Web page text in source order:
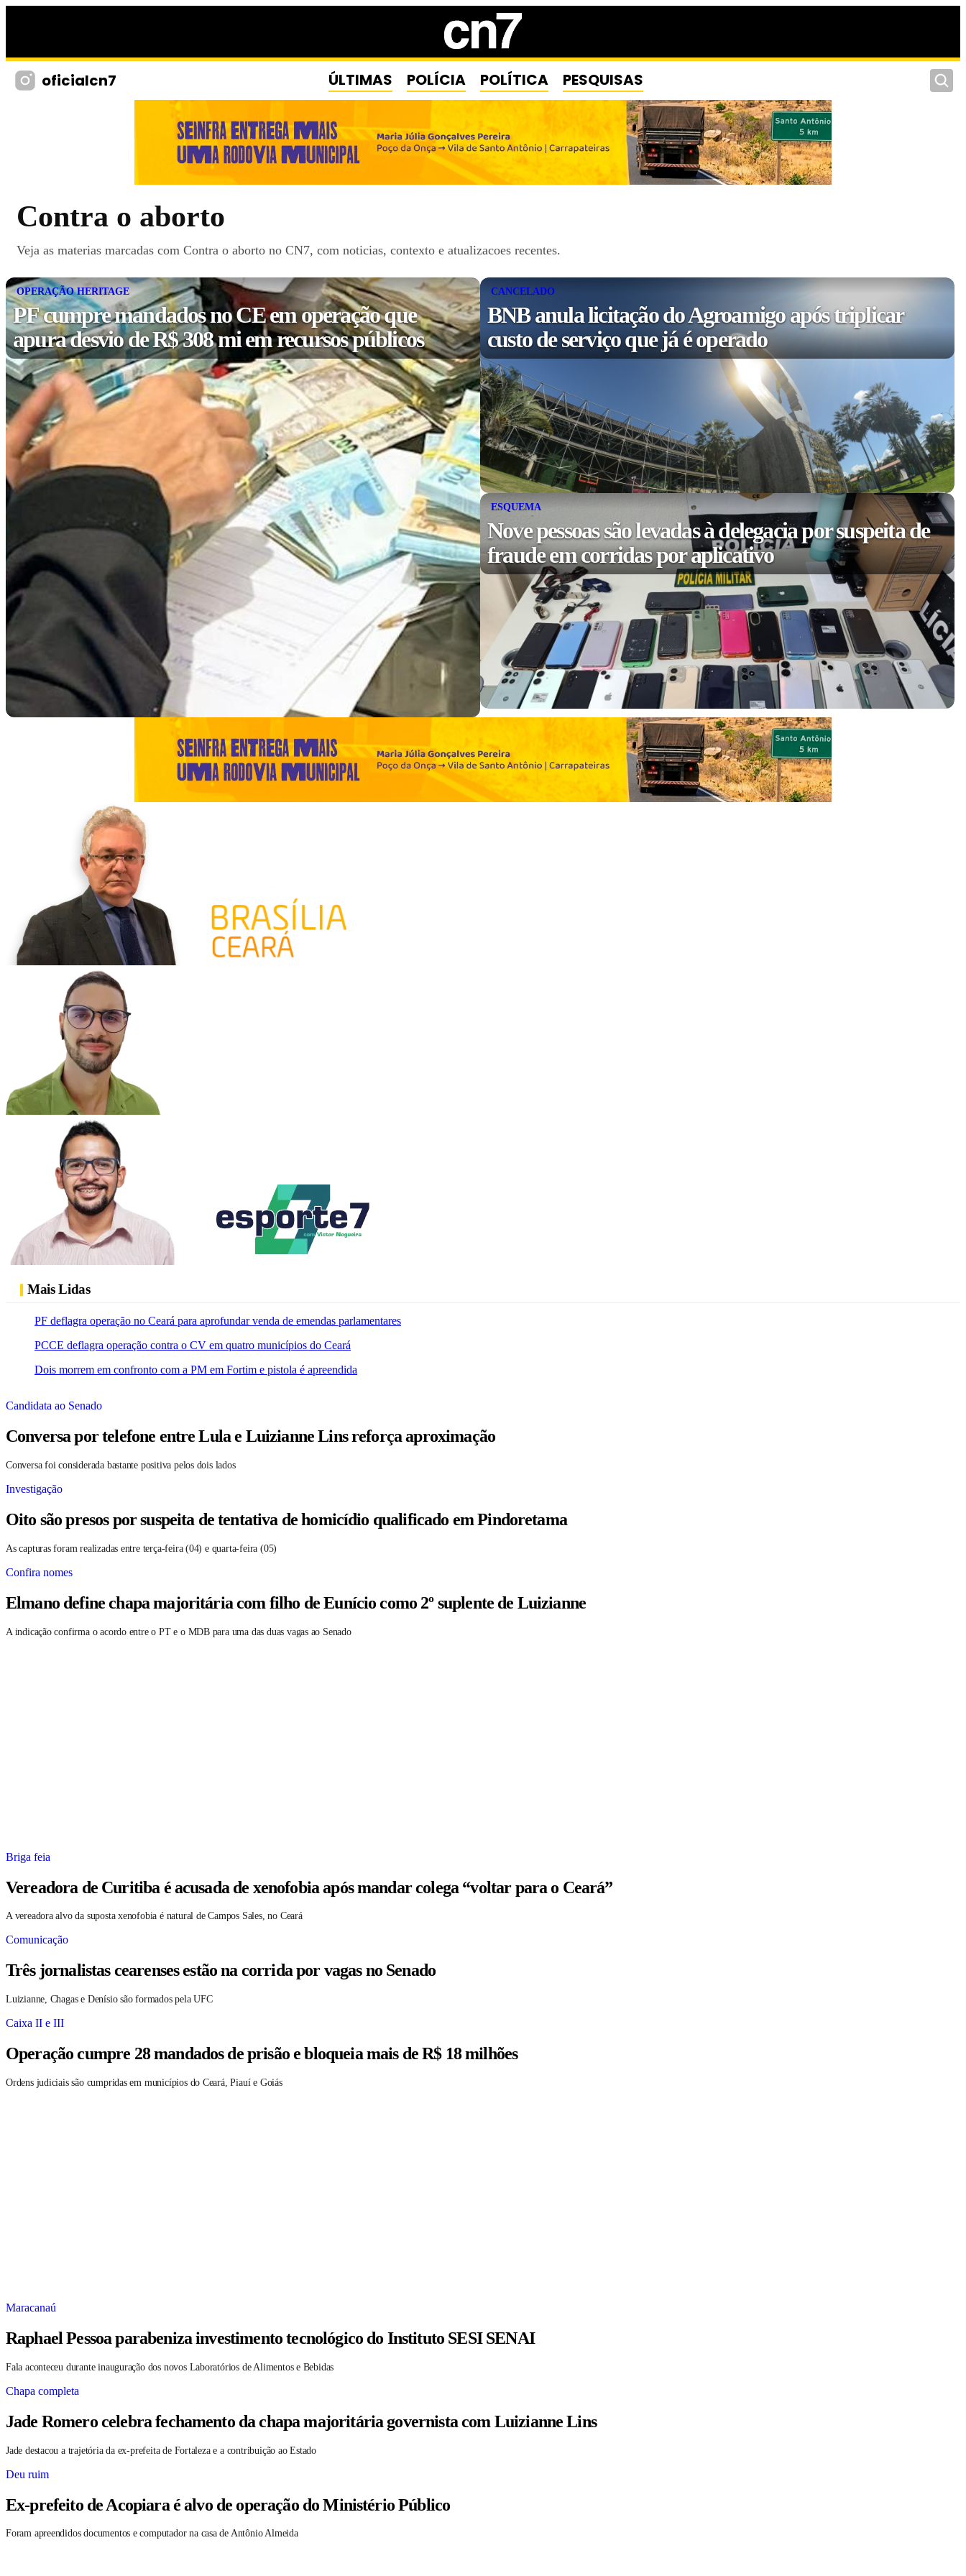
oficialcn7 ÚLTIMAS POLÍCIA POLÍTICA PESQUISAS
Contra o aborto
Veja as materias marcadas com Contra o aborto no CN7, com noticias, contexto e atualizacoes recentes.
OPERAÇÃO HERITAGE
PF cumpre mandados no CE em operação que
apura desvio de R$ 308 mi em recursos públicos
CANCELADO
BNB anula licitação do Agroamigo após triplicar
custo de serviço que já é operado
ESQUEMA
Nove pessoas são levadas à delegacia por suspeita de
fraude em corridas por aplicativo
Mais Lidas
PF deflagra operação no Ceará para aprofundar venda de emendas parlamentares
PCCE deflagra operação contra o CV em quatro municípios do Ceará
Dois morrem em confronto com a PM em Fortim e pistola é apreendida
Candidata ao Senado
Conversa por telefone entre Lula e Luizianne Lins reforça aproximação
Conversa foi considerada bastante positiva pelos dois lados
Investigação
Oito são presos por suspeita de tentativa de homicídio qualificado em Pindoretama
As capturas foram realizadas entre terça-feira (04) e quarta-feira (05)
Confira nomes
Elmano define chapa majoritária com filho de Eunício como 2º suplente de Luizianne
A indicação confirma o acordo entre o PT e o MDB para uma das duas vagas ao Senado
Briga feia
Vereadora de Curitiba é acusada de xenofobia após mandar colega “voltar para o Ceará”
A vereadora alvo da suposta xenofobia é natural de Campos Sales, no Ceará
Comunicação
Três jornalistas cearenses estão na corrida por vagas no Senado
Luizianne, Chagas e Denísio são formados pela UFC
Caixa II e III
Operação cumpre 28 mandados de prisão e bloqueia mais de R$ 18 milhões
Ordens judiciais são cumpridas em municípios do Ceará, Piauí e Goiás
Maracanaú
Raphael Pessoa parabeniza investimento tecnológico do Instituto SESI SENAI
Fala aconteceu durante inauguração dos novos Laboratórios de Alimentos e Bebidas
Chapa completa
Jade Romero celebra fechamento da chapa majoritária governista com Luizianne Lins
Jade destacou a trajetória da ex-prefeita de Fortaleza e a contribuição ao Estado
Deu ruim
Ex-prefeito de Acopiara é alvo de operação do Ministério Público
Foram apreendidos documentos e computador na casa de Antônio Almeida